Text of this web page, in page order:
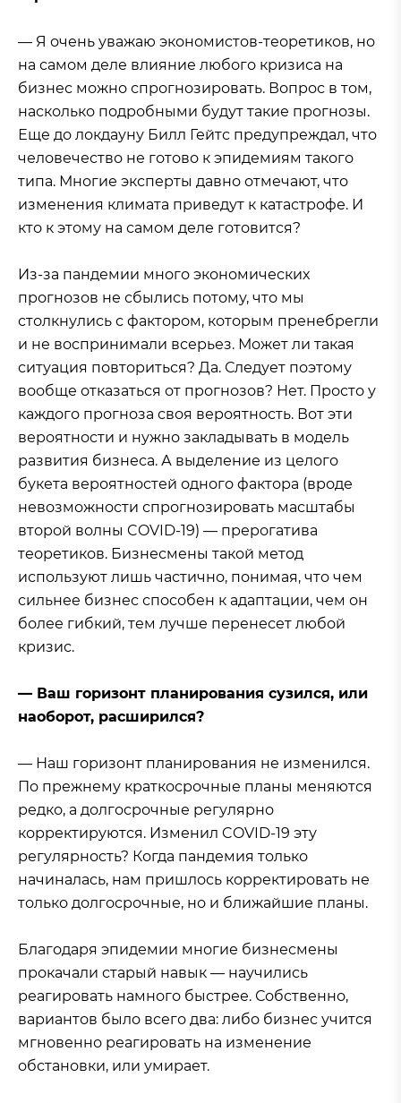
— Я очень уважаю экономистов-теоретиков, но
на самом деле влияние любого кризиса на
бизнес можно спрогнозировать. Вопрос в том,
насколько подробными будут такие прогнозы.
Еще до локдауну Билл Гейтс предупреждал, что
человечество не готово к эпидемиям такого
типа. Многие эксперты давно отмечают, что
изменения климата приведут к катастрофе. И
кто к этому на самом деле готовится?
Из-за пандемии много экономических
прогнозов не сбылись потому, что мы
столкнулись с фактором, которым пренебрегли
и не воспринимали всерьез. Может ли такая
ситуация повториться? Да. Следует поэтому
вообще отказаться от прогнозов? Нет. Просто у
каждого прогноза своя вероятность. Вот эти
вероятности и нужно закладывать в модель
развития бизнеса. А выделение из целого
букета вероятностей одного фактора (вроде
невозможности спрогнозировать масштабы
второй волны COVID-19) — прерогатива
теоретиков. Бизнесмены такой метод
используют лишь частично, понимая, что чем
сильнее бизнес способен к адаптации, чем он
более гибкий, тем лучше перенесет любой
кризис.
— Ваш горизонт планирования сузился, или
наоборот, расширился?
— Наш горизонт планирования не изменился.
По прежнему краткосрочные планы меняются
редко, а долгосрочные регулярно
корректируются. Изменил COVID-19 эту
регулярность? Когда пандемия только
начиналась, нам пришлось корректировать не
только долгосрочные, но и ближайшие планы.
Благодаря эпидемии многие бизнесмены
прокачали старый навык — научились
реагировать намного быстрее. Собственно,
вариантов было всего два: либо бизнес учится
мгновенно реагировать на изменение
обстановки, или умирает.